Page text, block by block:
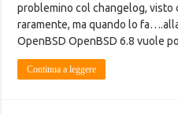
problemino col changelog, visto
raramente, ma quando lo
OpenBSD OpenBSD 6.8 vuole
Continua a leggere